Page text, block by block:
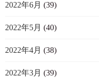
2022年6月 (39)
2022年5月 (40)
2022年4月 (38)
2022年3月 (39)